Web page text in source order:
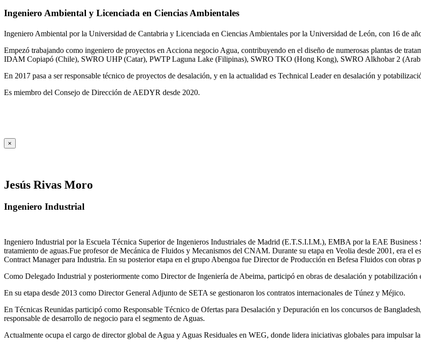
Ingeniero Ambiental y Licenciada en Ciencias Ambientales
Ingeniero Ambiental por la Universidad de Cantabria y Licenciada en Ciencias Ambientales por la Universidad de León, con 16 de
Empezó trabajando como ingeniero de proyectos en Acciona negocio Agua, contribuyendo en el diseño de numerosas plantas de
IDAM Copiapó (Chile), SWRO UHP (Catar), PWTP Laguna Lake (Filipinas), SWRO TKO (Hong Kong), SWRO Alkhobar 2
En 2017 pasa a ser responsable técnico de proyectos de desalación, y en la actualidad es Technical Leader en desalación y
Es miembro del Consejo de Dirección de AEDYR desde 2020.
×
Jesús Rivas Moro
Ingeniero Industrial
Ingeniero Industrial por la Escuela Técnica Superior de Ingenieros Industriales de Madrid (E.T.S.I.I.M.), EMBA por la EAE Business
tratamiento de aguas.Fue profesor de Mecánica de Fluidos y Mecanismos del CNAM. Durante su etapa en Veolia desde 2001, era
Contract Manager para Industria. En su posterior etapa en el grupo Abengoa fue Director de Producción en Befesa Fluidos con obras
Como Delegado Industrial y posteriormente como Director de Ingeniería de Abeima, participó en obras de desalación y
En su etapa desde 2013 como Director General Adjunto de SETA se gestionaron los contratos internacionales de Túnez y Méjico.
En Técnicas Reunidas participó como Responsable Técnico de Ofertas para Desalación y Depuración en los concursos de
responsable de desarrollo de negocio para el segmento de Aguas.
Actualmente ocupa el cargo de director global de Agua y Aguas Residuales en WEG, donde lidera iniciativas globales para impulsar